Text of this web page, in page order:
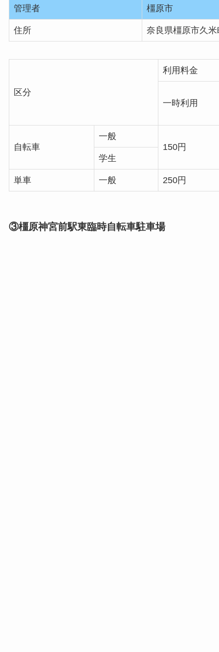
管理者 橿原市
住所 奈良県橿原市久
区分
利用料金
一時利用
自転車
一般
150円
学生
単車 一般 250円
③橿原神宮前駅東臨時自転車駐車場